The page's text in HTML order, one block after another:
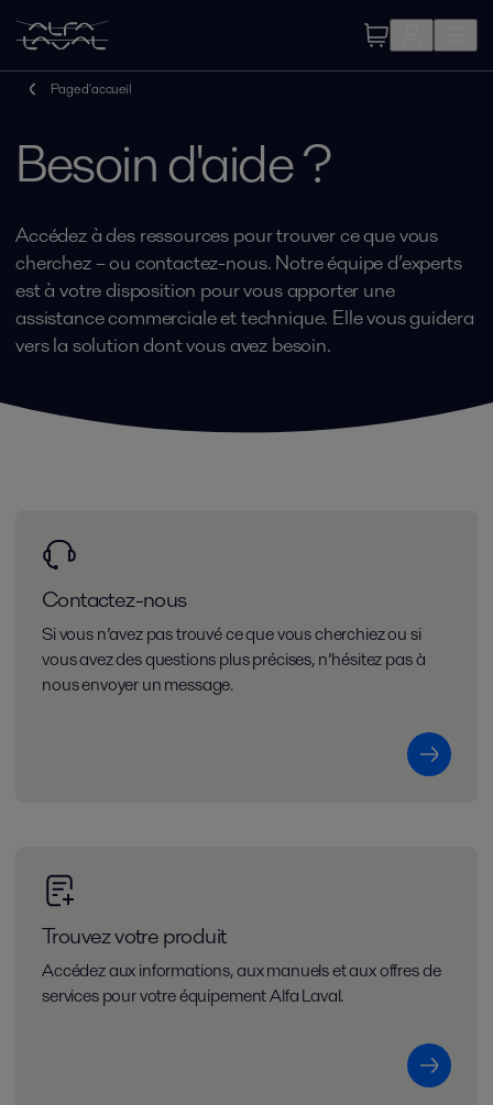
Page d'accueil
Besoin d'aide ?
Accédez à des ressources pour trouver ce que vous
cherchez – ou contactez-nous. Notre équipe d’experts
est à votre disposition pour vous apporter une
assistance commerciale et technique. Elle vous guidera
vers la solution dont vous avez besoin.
Contactez-nous
Si vous n’avez pas trouvé ce que vous cherchiez ou si
vous avez des questions plus précises, n’hésitez pas à
nous envoyer un message.
Trouvez votre produit
Accédez aux informations, aux manuels et aux offres de
services pour votre équipement Alfa Laval.